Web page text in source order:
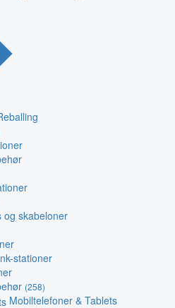
og skabeloner
stationer
(258)
Mobiltelefoner & Tablets